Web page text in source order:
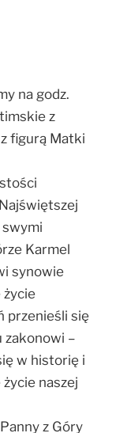
na godz.
z
figurą Matki
Karmel
synowie
życie
przenieśli się
zakonowi –
w historię i
naszej
z Góry